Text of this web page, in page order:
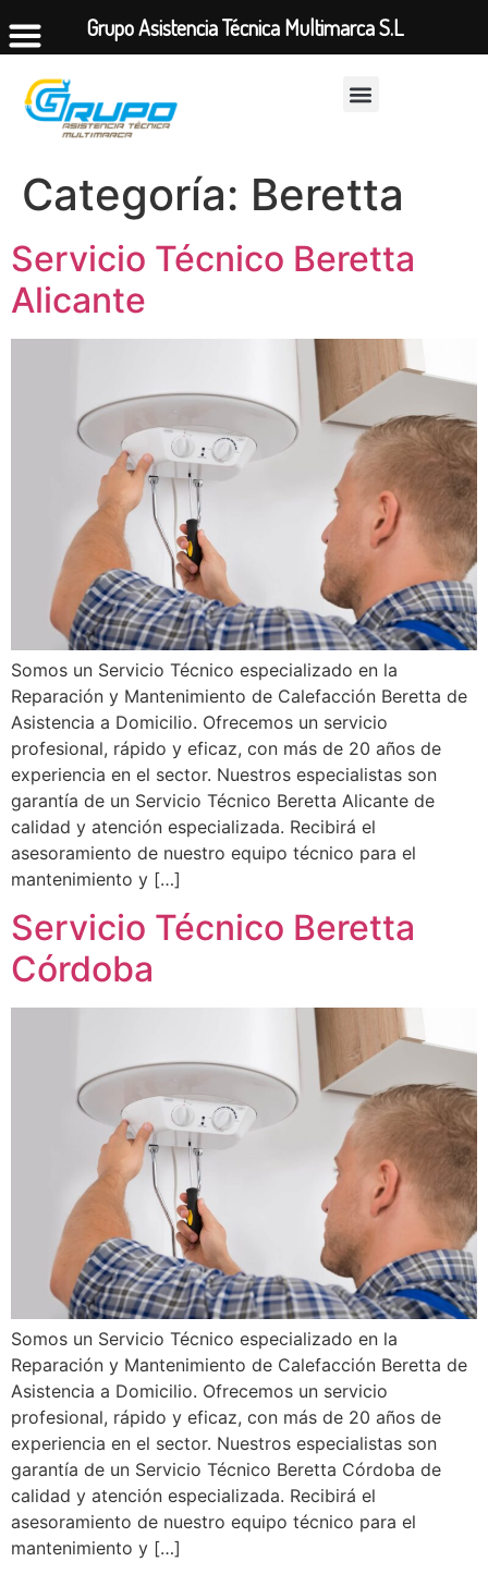
Categoría: Beretta
Servicio Técnico Beretta
Alicante
Somos un Servicio Técnico especializado en la
Reparación y Mantenimiento de Calefacción Beretta de
Asistencia a Domicilio. Ofrecemos un servicio
profesional, rápido y eficaz, con más de 20 años de
experiencia en el sector. Nuestros especialistas son
garantía de un Servicio Técnico Beretta Alicante de
calidad y atención especializada. Recibirá el
asesoramiento de nuestro equipo técnico para el
mantenimiento y […]
Servicio Técnico Beretta
Córdoba
Somos un Servicio Técnico especializado en la
Reparación y Mantenimiento de Calefacción Beretta de
Asistencia a Domicilio. Ofrecemos un servicio
profesional, rápido y eficaz, con más de 20 años de
experiencia en el sector. Nuestros especialistas son
garantía de un Servicio Técnico Beretta Córdoba de
calidad y atención especializada. Recibirá el
asesoramiento de nuestro equipo técnico para el
mantenimiento y […]
Grupo Asistencia Técnica Multimarca S.L